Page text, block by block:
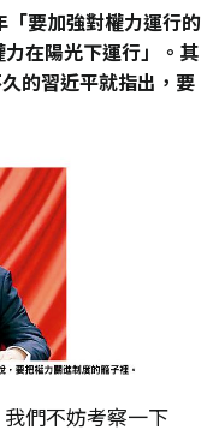
要加強對權力運行的
在陽光下運行」。其
的習近平就指出，要
們不妨考察一下